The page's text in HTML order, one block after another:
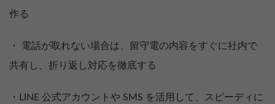
作る
・ 電話が取れない場合は、留守電の内容をすぐに社内で
共有し、折り返し対応を徹底する
・LINE 公式アカウントや SMS を活用して、スピーディに